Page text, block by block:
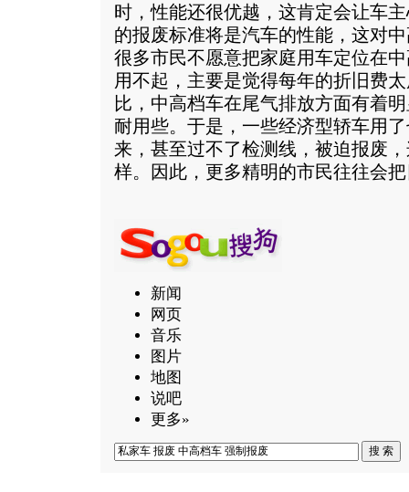
时，性能还很优越，这肯定会让车
的报废标准将是汽车的性能，这对
很多市民不愿意把家庭用车定位在
用不起，主要是觉得每年的折旧费
比，中高档车在尾气排放方面有着
耐用些。于是，一些经济型轿车用
来，甚至过不了检测线，被迫报废
样。因此，更多精明的市民往往会
新闻
网页
音乐
图片
地图
说吧
更多»